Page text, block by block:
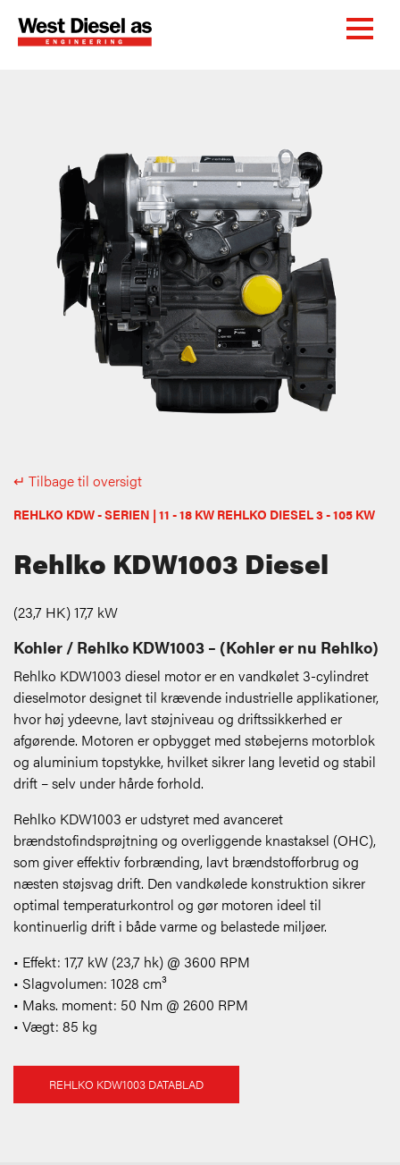
↵ Tilbage til oversigt
REHLKO KDW - SERIEN | 11 - 18 KW REHLKO DIESEL 3 - 105 KW
Rehlko KDW1003 Diesel
(23,7 HK) 17,7 kW
Kohler / Rehlko KDW1003 – (Kohler er nu Rehlko)
Rehlko KDW1003 diesel motor er en vandkølet 3-cylindret
dieselmotor designet til krævende industrielle applikationer,
hvor høj ydeevne, lavt støjniveau og driftssikkerhed er
afgørende. Motoren er opbygget med støbejerns motorblok
og aluminium topstykke, hvilket sikrer lang levetid og stabil
drift – selv under hårde forhold.
Rehlko KDW1003 er udstyret med avanceret
brændstofindsprøjtning og overliggende knastaksel (OHC),
som giver effektiv forbrænding, lavt brændstofforbrug og
næsten støjsvag drift. Den vandkølede konstruktion sikrer
optimal temperaturkontrol og gør motoren ideel til
kontinuerlig drift i både varme og belastede miljøer.
• Effekt: 17,7 kW (23,7 hk) @ 3600 RPM
• Slagvolumen: 1028 cm³
• Maks. moment: 50 Nm @ 2600 RPM
• Vægt: 85 kg
REHLKO KDW1003 DATABLAD